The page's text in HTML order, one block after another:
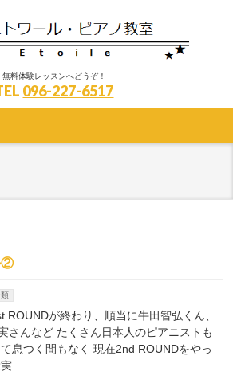
無料体験レッスンへどうぞ！
096-227-6517
②
ROUNDが終わり、順当に牛田智弘くん、
さんなど たくさん日本人のピアニストも
息つく間もなく 現在2nd ROUNDをやっ
…